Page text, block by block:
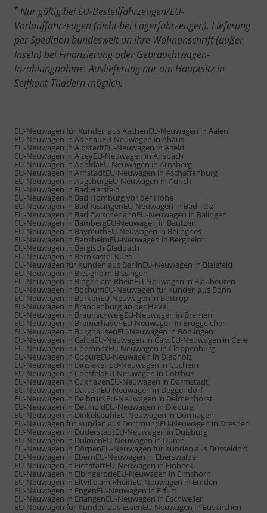
* Nur gültig bei EU-Bestellfahrzeugen/EU-
Vorlauffahrzeugen (nicht bei Lagerfahrzeugen). Lieferung
per Spedition bundesweit an Ihre Wohnanschrift (außer
Inseln) bei Finanzierung oder Gebrauchtwagen-
Inzahlungnahme. Auslieferung nur am Hauptsitz in
Selfkant-Tüddern möglich.
EU-Neuwagen für Kunden aus AachenEU-Neuwagen in Aalen
EU-Neuwagen in AdenauEU-Neuwagen in Ahaus
EU-Neuwagen in AlbstadtEU-Neuwagen in Alfeld
EU-Neuwagen in AlzeyEU-Neuwagen in Ansbach
EU-Neuwagen in ApoldaEU-Neuwagen in Arnsberg
EU-Neuwagen in ArnstadtEU-Neuwagen in Aschaffenburg
EU-Neuwagen in AugsburgEU-Neuwagen in Aurich
EU-Neuwagen in Bad Hersfeld
EU-Neuwagen in Bad Homburg vor der Höhe
EU-Neuwagen in Bad KissingenEU-Neuwagen in Bad Tölz
EU-Neuwagen in Bad ZwischenahnEU-Neuwagen in Balingen
EU-Neuwagen in BambergEU-Neuwagen in Bautzen
EU-Neuwagen in BayreuthEU-Neuwagen in Beilngries
EU-Neuwagen in BensheimEU-Neuwagen in Bergheim
EU-Neuwagen in Bergisch Gladbach
EU-Neuwagen in Bernkastel-Kues
EU-Neuwagen für Kunden aus BerlinEU-Neuwagen in Bielefeld
EU-Neuwagen in Bietigheim-Bissingen
EU-Neuwagen in Bingen am RheinEU-Neuwagen in Blaubeuren
EU-Neuwagen in BochumEU-Neuwagen für Kunden aus Bonn
EU-Neuwagen in BorkenEU-Neuwagen in Bottrop
EU-Neuwagen in Brandenburg an der Havel
EU-Neuwagen in BraunschweigEU-Neuwagen in Bremen
EU-Neuwagen in BremerhavenEU-Neuwagen in Brüggelchen
EU-Neuwagen in BurghausenEU-Neuwagen in Böblingen
EU-Neuwagen in CalbeEU-Neuwagen in CalwEU-Neuwagen in Celle
EU-Neuwagen in ChemnitzEU-Neuwagen in Cloppenburg
EU-Neuwagen in CoburgEU-Neuwagen in Diepholz
EU-Neuwagen in DinslakenEU-Neuwagen in Cochem
EU-Neuwagen in CoesfeldEU-Neuwagen in Cottbus
EU-Neuwagen in CuxhavenEU-Neuwagen in Darmstadt
EU-Neuwagen in DattelnEU-Neuwagen in Deggendorf
EU-Neuwagen in DelbrückEU-Neuwagen in Delmenhorst
EU-Neuwagen in DetmoldEU-Neuwagen in Dieburg
EU-Neuwagen in DinkelsbühlEU-Neuwagen in Dormagen
EU-Neuwagen für Kunden aus DortmundEU-Neuwagen in Dresden
EU-Neuwagen in DuderstadtEU-Neuwagen in Duisburg
EU-Neuwagen in DülmenEU-Neuwagen in Düren
EU-Neuwagen in DörpenEU-Neuwagen für Kunden aus Düsseldorf
EU-Neuwagen in EbernEU-Neuwagen in Eberswalde
EU-Neuwagen in EichstättEU-Neuwagen in Einbeck
EU-Neuwagen in ElbingerodeEU-Neuwagen in Elmshorn
EU-Neuwagen in Eltville am RheinEU-Neuwagen in Emden
EU-Neuwagen in EngenEU-Neuwagen in Erfurt
EU-Neuwagen in ErlangenEU-Neuwagen in Eschweiler
EU-Neuwagen für Kunden aus EssenEU-Neuwagen in Euskirchen